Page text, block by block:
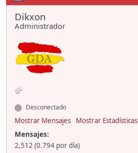
Dikxon
Administrador
Desconectado
Mostrar Mensajes
Mostrar Estadísticas
Mensajes:
2,512 (0.794 por día)